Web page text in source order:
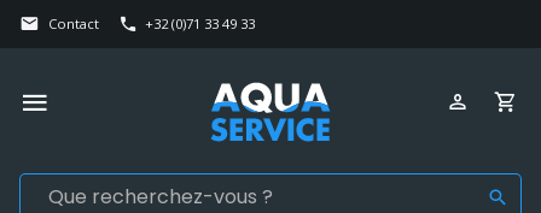
Contact +32 (0)71 33 49 33